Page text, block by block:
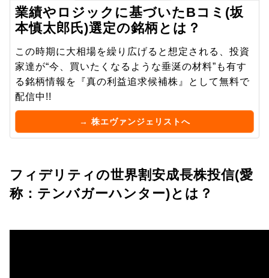
業績やロジックに基づいたBコミ(坂
本慎太郎氏)選定の銘柄とは？
この時期に大相場を繰り広げると想定される、投資
家達が“今、買いたくなるような垂涎の材料”も有す
る銘柄情報を『真の利益追求候補株』として無料で
配信中!!
→ 株エヴァンジェリストへ
フィデリティの世界割安成長株投信(愛
称：テンバガーハンター)とは？